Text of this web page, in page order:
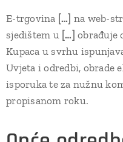
E-trgovina […] na web-
sjedištem u […] obrađuje
Kupaca u svrhu
Uvjeta i odredbi, obrade
isporuka te za nužnu
propisanom roku.